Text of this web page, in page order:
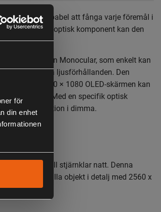
för
din enhet
är kapabel att fånga varje föremål i
en specifik optisk komponent kan den
Night Vision Monocular, som enkelt kan
bra i alla ljusförhållanden. Den
och 1920 × 1080 OLED-skärmen kan
stor skärpa. Med en specifik optisk
IR-information i dimma.
från tidig dag till stjärnklar natt. Denna
fångar alla objekt i detalj med 2560 x